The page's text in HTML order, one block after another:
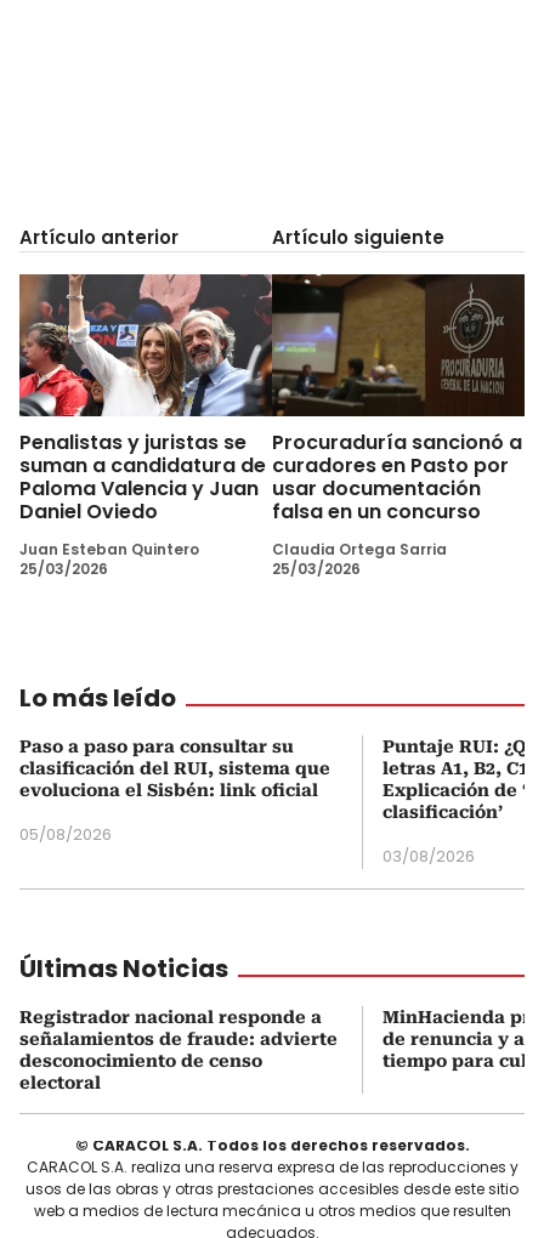
Artículo anterior
Penalistas y juristas se
suman a candidatura de
Paloma Valencia y Juan
Daniel Oviedo
Juan Esteban Quintero
25/03/2026
Artículo siguiente
Procuraduría sancionó a
curadores en Pasto por
usar documentación
falsa en un concurso
Claudia Ortega Sarria
25/03/2026
Lo más leído
Paso a paso para consultar su
clasificación del RUI, sistema que
evoluciona el Sisbén: link oficial
05/08/2026
Puntaje RUI:
letras A1, B2, C1
Explicación de
clasificación’
03/08/2026
Últimas Noticias
Registrador nacional responde a
señalamientos de fraude: advierte
desconocimiento de censo
electoral
MinHacienda
de renuncia y
tiempo para
© CARACOL S.A. Todos los derechos reservados.
CARACOL S.A. realiza una reserva expresa de las reproducciones y
usos de las obras y otras prestaciones accesibles desde este sitio
web a medios de lectura mecánica u otros medios que resulten
adecuados.